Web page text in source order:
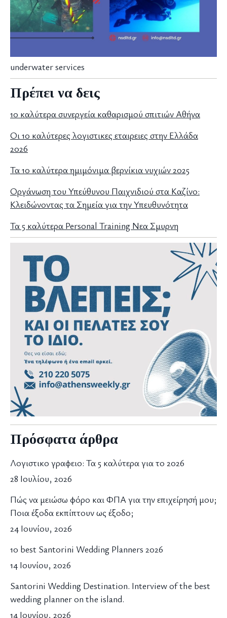
underwater services
Πρέπει να δεις
10 καλύτερα συνεργεία καθαρισμού σπιτιών Αθήνα
Οι 10 καλύτερες λογιστικες εταιρειες στην Ελλάδα
2026
Τα 10 καλύτερα ημιμόνιμα βερνίκια νυχιών 2025
Οργάνωση του Υπεύθυνου Παιχνιδιού στα Καζίνο:
Κλειδώνοντας τα Σημεία για την Υπευθυνότητα
Τα 5 καλύτερα Personal Training Νεα Σμυρνη
Πρόσφατα άρθρα
Λογιστικο γραφειο: Τα 5 καλύτερα για το 2026
28 Ιουλίου, 2026
Πώς να μειώσω φόρο και ΦΠΑ για την επιχείρησή μου;
Ποια έξοδα εκπίπτουν ως έξοδο;
24 Ιουνίου, 2026
10 best Santorini Wedding Planners 2026
14 Ιουνίου, 2026
Santorini Wedding Destination. Interview of the best
wedding planner on the island.
14 Ιουνίου, 2026